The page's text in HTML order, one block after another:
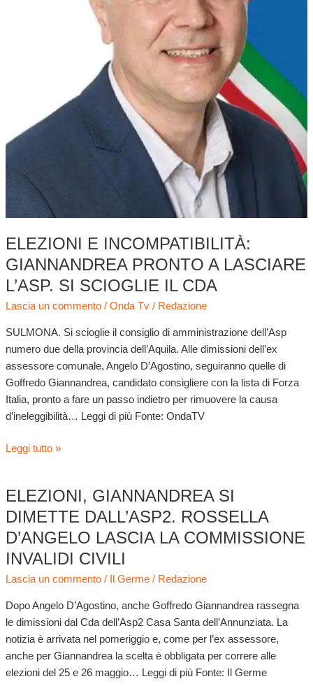
ELEZIONI E INCOMPATIBILITÀ:
GIANNANDREA PRONTO A LASCIARE
L’ASP. SI SCIOGLIE IL CDA
Lascia un commento / Onda Tv/ Redazione
SULMONA. Si scioglie il consiglio di amministrazione dell’Asp
numero due della provincia dell’Aquila. Alle dimissioni dell’ex
assessore comunale, Angelo D’Agostino, seguiranno quelle di
Goffredo Giannandrea, candidato consigliere con la lista di Forza
Italia, pronto a fare un passo indietro per rimuovere la causa
d’ineleggibilità… Leggi di più Fonte: OndaTV
Leggi tutto »
ELEZIONI, GIANNANDREA SI
DIMETTE DALL’ASP2. ROSSELLA
D’ANGELO LASCIA LA COMMISSIONE
INVALIDI CIVILI
Lascia un commento / Il Germe/ Redazione
Dopo Angelo D’Agostino, anche Goffredo Giannandrea rassegna
le dimissioni dal Cda dell’Asp2 Casa Santa dell’Annunziata. La
notizia è arrivata nel pomeriggio e, come per l’ex assessore,
anche per Giannandrea la scelta è obbligata per correre alle
elezioni del 25 e 26 maggio… Leggi di più Fonte: Il Germe
Elezioni,
Giannandrea
dimette
dall’Asp2.
Rossella
lascia
la
commissione
invalidi
civili